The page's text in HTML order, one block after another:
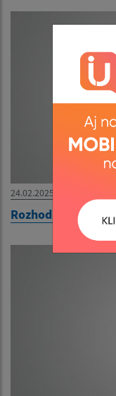
24.02.2025
Rozhodnutie